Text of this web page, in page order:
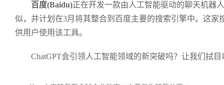
百度(Baidu)正在开发一款由人工智能驱动的聊天机器
似，并计划在3月将其整合到百度主要的搜索引擎中。这家
供用户使用该工具。
ChatGPT会引领人工智能领域的新突破吗？让我们拭目